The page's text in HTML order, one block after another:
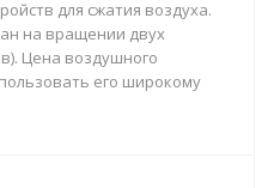
для сжатия воздуха.
на вращении двух
Цена воздушного
его широкому